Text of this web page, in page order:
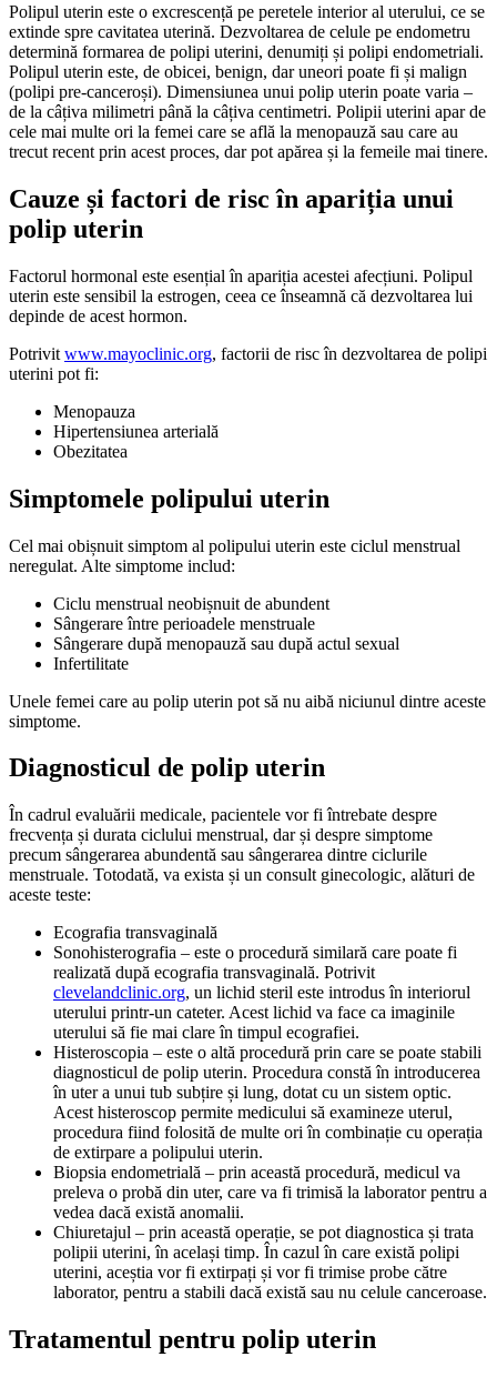
Polipul uterin este o excrescență pe peretele interior al uterului, ce se
extinde spre cavitatea uterină. Dezvoltarea de celule pe endometru
determină formarea de polipi uterini, denumiți și polipi endometriali.
Polipul uterin este, de obicei, benign, dar uneori poate fi și malign
(polipi pre-canceroși). Dimensiunea unui polip uterin poate varia –
de la câțiva milimetri până la câțiva centimetri. Polipii uterini apar de
cele mai multe ori la femei care se află la menopauză sau care au
trecut recent prin acest proces, dar pot apărea și la femeile mai tinere.
Cauze și factori de risc în apariția unui
polip uterin
Factorul hormonal este esențial în apariția acestei afecțiuni. Polipul
uterin este sensibil la estrogen, ceea ce înseamnă că dezvoltarea lui
depinde de acest hormon.
Potrivit www.mayoclinic.org, factorii de risc în dezvoltarea de polipi
uterini pot fi:
Menopauza
Hipertensiunea arterială
Obezitatea
Simptomele polipului uterin
Cel mai obișnuit simptom al polipului uterin este ciclul menstrual
neregulat. Alte simptome includ:
Ciclu menstrual neobișnuit de abundent
Sângerare între perioadele menstruale
Sângerare după menopauză sau după actul sexual
Infertilitate
Unele femei care au polip uterin pot să nu aibă niciunul dintre aceste
simptome.
Diagnosticul de polip uterin
În cadrul evaluării medicale, pacientele vor fi întrebate despre
frecvența și durata ciclului menstrual, dar și despre simptome
precum sângerarea abundentă sau sângerarea dintre ciclurile
menstruale. Totodată, va exista și un consult ginecologic, alături de
aceste teste:
Ecografia transvaginală
Sonohisterografia – este o procedură similară care poate fi
realizată după ecografia transvaginală. Potrivit
clevelandclinic.org, un lichid steril este introdus în interiorul
uterului printr-un cateter. Acest lichid va face ca imaginile
uterului să fie mai clare în timpul ecografiei.
Histeroscopia – este o altă procedură prin care se poate stabili
diagnosticul de polip uterin. Procedura constă în introducerea
în uter a unui tub subțire și lung, dotat cu un sistem optic.
Acest histeroscop permite medicului să examineze uterul,
procedura fiind folosită de multe ori în combinație cu operația
de extirpare a polipului uterin.
Biopsia endometrială – prin această procedură, medicul va
preleva o probă din uter, care va fi trimisă la laborator pentru a
vedea dacă există anomalii.
Chiuretajul – prin această operație, se pot diagnostica și trata
polipii uterini, în același timp. În cazul în care există polipi
uterini, aceștia vor fi extirpați și vor fi trimise probe către
laborator, pentru a stabili dacă există sau nu celule canceroase.
Tratamentul pentru polip uterin